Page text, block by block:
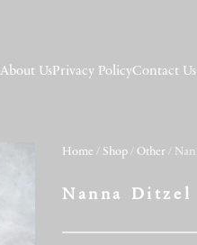
About UsPrivacy PolicyContact Us
Home / Shop / Other /
Nanna Ditzel